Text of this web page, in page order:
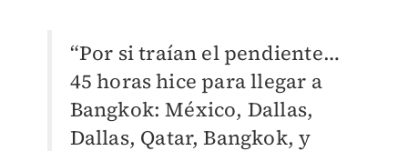
“Por si traían el pendiente…
45 horas hice para llegar a
Bangkok: México, Dallas,
Dallas, Qatar, Bangkok, y